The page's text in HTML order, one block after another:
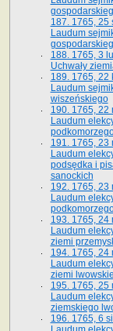
187. 1765, 25
Laudum
188. 1765, 3
Uchwały
189. 1765, 22
Laudum
wiszeńskiego
190. 1765, 22
Laudum
191. 1765, 23
Laudum
podsędka i
sanockich
192. 1765, 23
Laudum
193. 1765, 24
Laudum
ziemi
194. 1765, 24
Laudum
ziemi
195. 1765, 25
Laudum
ziemskiego
196. 1765, 6